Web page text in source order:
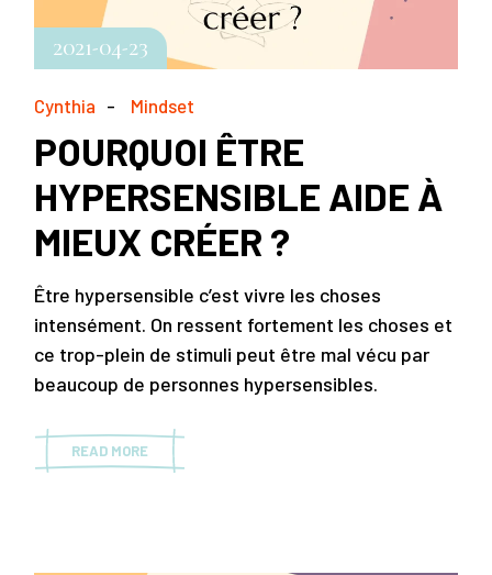
2021-04-23
Cynthia Mindset
POURQUOI ÊTRE
HYPERSENSIBLE AIDE À
MIEUX CRÉER ?
Être hypersensible c’est vivre les choses
intensément. On ressent fortement les choses et
ce trop-plein de stimuli peut être mal vécu par
beaucoup de personnes hypersensibles.
READ MORE